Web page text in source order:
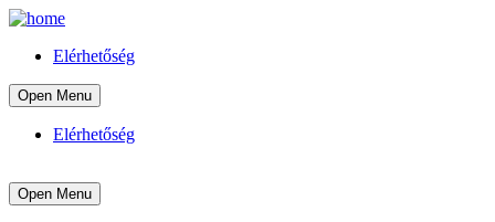
Elérhetőség
Open Menu
Elérhetőség
Open Menu